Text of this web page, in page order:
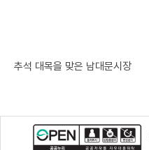
추석 대목을 맞은 남대문시장